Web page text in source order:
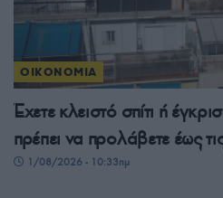
ΟΙΚΟΝΟΜΙΑ
Έχετε κλειστό σπίτι ή
πρέπει να προλάβετε έως
1/08/2026 - 10:33πμ